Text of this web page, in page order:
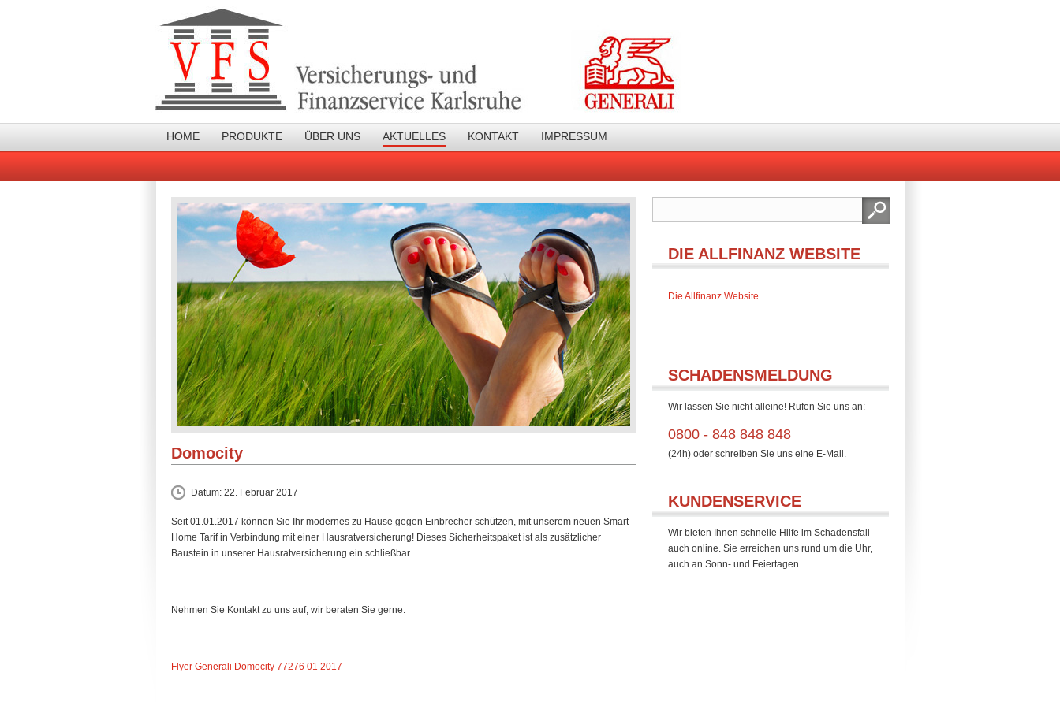
HOME PRODUKTE ÜBER UNS AKTUELLES KONTAKT IMPRESSUM
Domocity
Datum: 22. Februar 2017
Seit 01.01.2017 können Sie Ihr modernes zu Hause gegen Einbrecher schützen, mit unserem neuen Smart
Home Tarif in Verbindung mit einer Hausratversicherung! Dieses Sicherheitspaket ist als zusätzlicher
Baustein in unserer Hausratversicherung ein schließbar.
Nehmen Sie Kontakt zu uns auf, wir beraten Sie gerne.
Flyer Generali Domocity 77276 01 2017
DIE ALLFINANZ WEBSITE
Die Allfinanz Website
SCHADENSMELDUNG
Wir lassen Sie nicht alleine! Rufen Sie uns an:
0800 - 848 848 848
(24h) oder schreiben Sie uns eine E-Mail.
KUNDENSERVICE
Wir bieten Ihnen schnelle Hilfe im Schadensfall –
auch online. Sie erreichen uns rund um die Uhr,
auch an Sonn- und Feiertagen.